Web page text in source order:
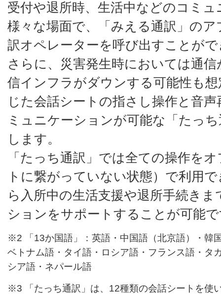
受付や退所時、生活中などのコミ
様々な場面で、「みえる通訳」の
訳オペレーターを呼び出すことが
さらに、災害発生時においては通
信インフラがダウンする可能性も
じた会話シートの指さし操作と音
ミュニケーションが可能な「たっ
します。
「たっち通訳」では全ての操作を
トに繋がっていない状態）で利用
ら入所中の生活支援や退所手続き
ションをサポートすることが可能
※2 「13か国語」：英語・中国語（北京語）・韓
ベトナム語・タイ語・ロシア語・フランス語・タ
シア語・ネパール語
※3 「たっち通訳」は、12種類の会話シートを使